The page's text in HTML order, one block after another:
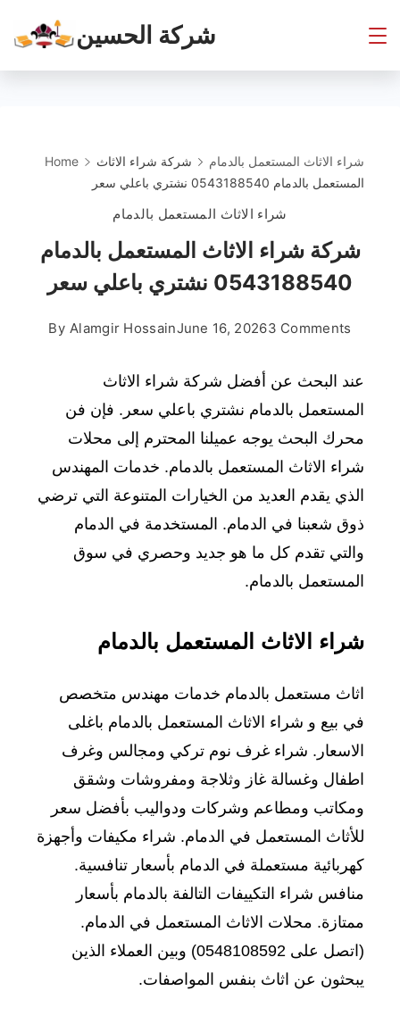
to
content
شركة الحسين
Home شراء الاثاث المستعمل بالدمام
شركة شراء الاثاث
المستعمل بالدمام 0543188540 نشتري باعلي سعر
شراء الاثاث المستعمل بالدمام
شركة شراء الاثاث المستعمل بالدمام
0543188540 نشتري باعلي سعر
By Alamgir HossainJune 16, 20263 Comments
شراء
بالدمام
نشتري
سعر
عند البحث عن أفضل شركة شراء الاثاث
المستعمل بالدمام نشتري باعلي سعر. فإن فن
محرك البحث يوجه عميلنا المحترم إلى محلات
شراء الاثاث المستعمل بالدمام. خدمات المهندس
الذي يقدم العديد من الخيارات المتنوعة التي ترضي
ذوق شعبنا في الدمام. المستخدمة في الدمام
والتي تقدم كل ما هو جديد وحصري في سوق
المستعمل بالدمام.
شراء الاثاث المستعمل بالدمام
اثاث مستعمل بالدمام خدمات مهندس متخصص
في بيع و شراء الاثاث المستعمل بالدمام باغلى
الاسعار. شراء غرف نوم تركي ومجالس وغرف
اطفال وغسالة غاز وثلاجة ومفروشات وشقق
ومكاتب ومطاعم وشركات ودواليب بأفضل سعر
للأثاث المستعمل في الدمام. شراء مكيفات وأجهزة
كهربائية مستعملة في الدمام بأسعار تنافسية.
منافس شراء التكييفات التالفة بالدمام بأسعار
ممتازة. محلات الاثاث المستعمل في الدمام.
(اتصل على 0548108592) وبين العملاء الذين
يبحثون عن اثاث بنفس المواصفات.